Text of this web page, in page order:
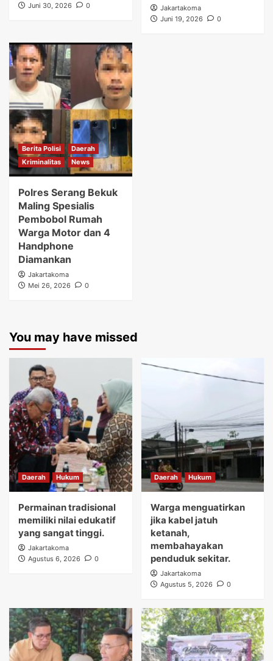
Juni 30, 2026
0
Jakartakoma
Juni 19, 2026
0
Berita Polisi
Daerah
Kriminalitas
News
Polres Serang Bekuk
Maling Spesialis
Pembobol Rumah
Warga Motor dan 4
Handphone
Diamankan
Jakartakoma
Mei 26, 2026
0
You may have missed
Daerah Hukum
Permainan tradisional
memiliki nilai edukatif
yang sangat tinggi.
Jakartakoma
Agustus 6, 2026
0
Daerah Hukum
Warga menguatirkan
jika kabel jatuh
ketanah,
membahayakan
penduduk sekitar.
Jakartakoma
Agustus 5, 2026
0